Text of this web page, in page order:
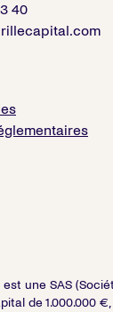
40
une SAS
de 1.000.000